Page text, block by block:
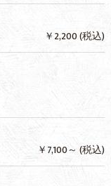
￥2,200 (税込)
￥7,100～ (税込)